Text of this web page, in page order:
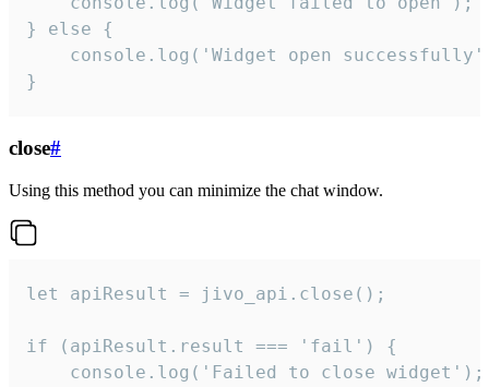
} else {
console.log('Widget open
}
close#
Using this method you can minimize the chat window.
let apiResult = jivo_api.close();
if (apiResult.result === 'fail') {
    console.log('Failed to close widget');